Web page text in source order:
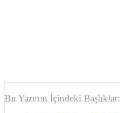
Bu Yazının İçindeki Başlıklar: